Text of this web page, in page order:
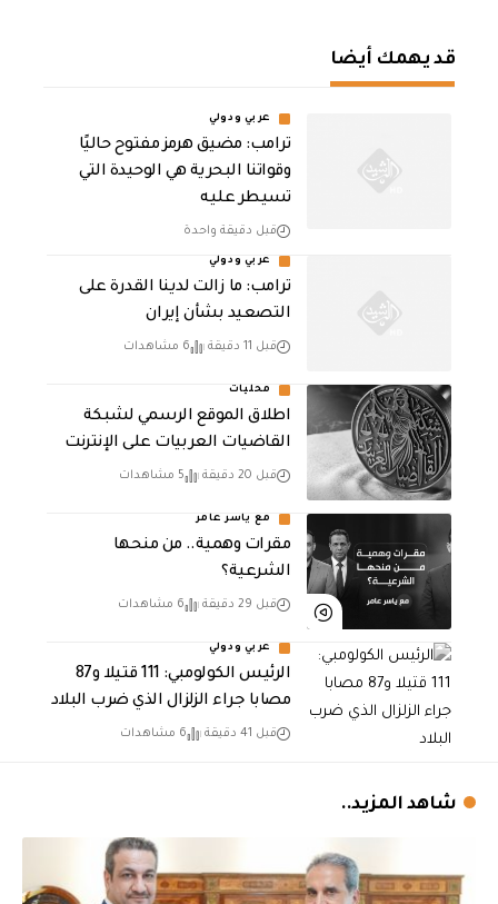
قد يهمك أيضا
عربي ودولي
ترامب: مضيق هرمز مفتوح حاليًا
وقواتنا البحرية هي الوحيدة التي
تسيطر عليه
قبل دقيقة واحدة
عربي ودولي
ترامب: ما زالت لدينا القدرة على
التصعيد بشأن إيران
قبل 11 دقيقة 6 مشاهدات
محليات
اطلاق الموقع الرسمي لشبكة
القاضيات العربيات على الإنترنت
قبل 20 دقيقة 5 مشاهدات
مع ياسر عامر
مقرات وهمية.. من منحها
الشرعية؟
قبل 29 دقيقة 6 مشاهدات
عربي ودولي
الرئيس الكولومبي: 111 قتيلا و87
مصابا جراء الزلزال الذي ضرب البلاد
قبل 41 دقيقة 6 مشاهدات
شاهد المزيد..